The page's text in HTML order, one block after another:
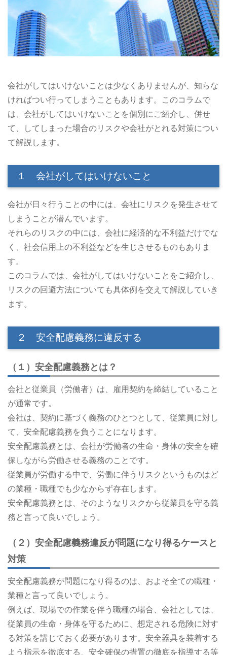
会社がしてはいけないことは少なくありませんが、知らな
ければつい行ってしまうこともあります。このコラムで
は、会社がしてはいけないことを個別にご紹介し、併せ
て、してしまった場合のリスクや会社がとれる対策につい
て解説します。
１ 会社がしてはいけないこと
会社が日々行うことの中には、会社にリスクを発生させて
しまうことが潜んでいます。
それらのリスクの中には、会社に経済的な不利益だけでな
く、社会信用上の不利益などを生じさせるものもありま
す。
このコラムでは、会社がしてはいけないことをご紹介し、
リスクの回避方法についても具体例を交えて解説していき
ます。
２ 安全配慮義務に違反する
（１）安全配慮義務とは？
会社と従業員（労働者）は、雇用契約を締結していること
が通常です。
会社は、契約に基づく義務のひとつとして、従業員に対し
て、安全配慮義務を負うことになります。
安全配慮義務とは、会社が労働者の生命・身体の安全を確
保しながら労働させる義務のことです。
従業員が労働する中で、労働に伴うリスクというものはど
の業種・職種でも少なからず存在します。
安全配慮義務とは、そのようなリスクから従業員を守る義
務と言って良いでしょう。
（２）安全配慮義務違反が問題になり得るケースと
対策
安全配慮義務が問題になり得るのは、およそ全ての職種・
業種と言って良いでしょう。
例えば、現場での作業を伴う職種の場合、会社としては、
従業員の生命・身体を守るために、想定される危険に対す
る対策を講じておく必要があります。安全器具を装着する
よう指示を徹底する、安全確保の措置の徹底を指導する等